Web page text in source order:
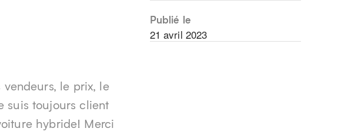
Publié le
21 avril 2023
le prix, le
suis toujours client
hybride! Merci